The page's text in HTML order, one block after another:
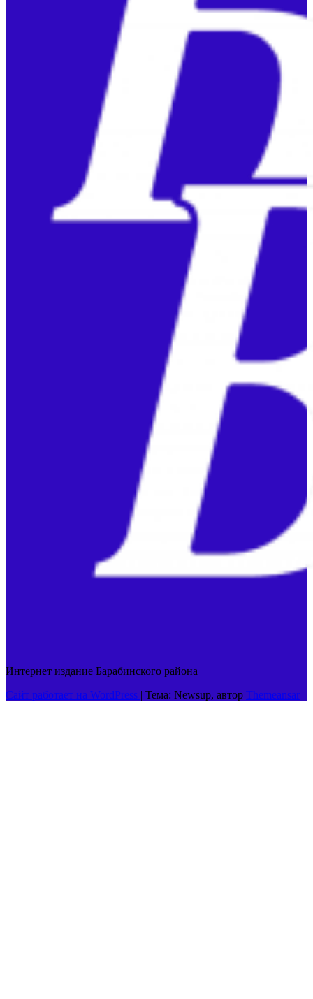
Интернет издание Барабинского района
Сайт работает на WordPress | Тема: Newsup, автор Themeansar